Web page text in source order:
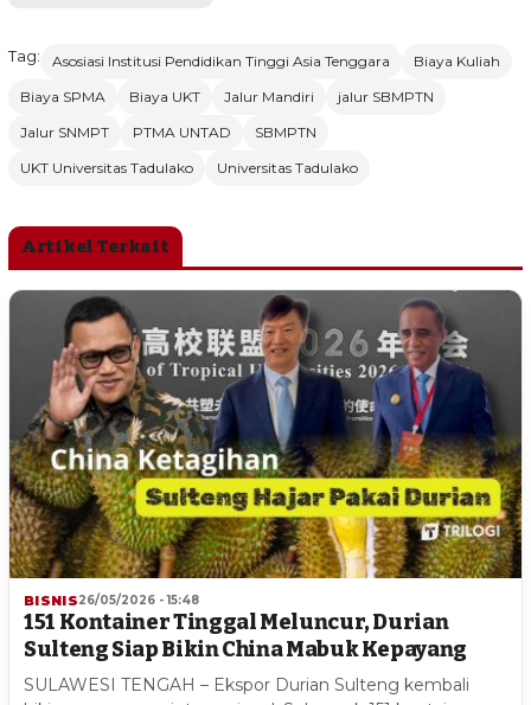
Tag: Asosiasi Institusi Pendidikan Tinggi Asia Tenggara
Biaya Kuliah
Biaya SPMA
Biaya UKT Jalur Mandiri
jalur SBMPTN
Jalur SNMPT
PTMA UNTAD
SBMPTN
UKT Universitas Tadulako
Universitas Tadulako
Artikel Terkait
BISNIS26/05/2026 - 15:48
151 Kontainer Tinggal Meluncur, Durian
Sulteng Siap Bikin China Mabuk Kepayang
SULAWESI TENGAH – Ekspor Durian Sulteng kembali